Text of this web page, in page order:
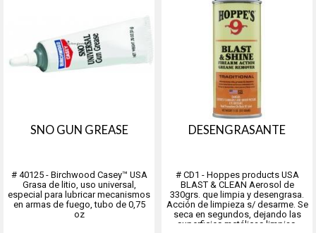
SNO GUN GREASE
# 40125 - Birchwood Casey™ USA
Grasa de litio, uso universal,
especial para lubricar mecanismos
en armas de fuego, tubo de 0,75
oz
DESENGRASANTE
# CD1 - Hoppes products USA
BLAST & CLEAN Aerosol de
330grs. que limpia y desengrasa.
Acción de limpieza s/ desarme. Se
seca en segundos, dejando las
superficies metálicas limpias.